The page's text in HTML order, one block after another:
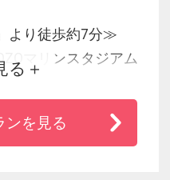
より徒歩約7分≫
マリンスタジアム
リムジンバスで約50
る
ンを見る